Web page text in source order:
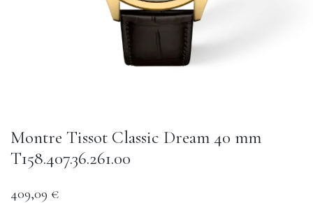
Montre Tissot Classic Dream 40 mm
T158.407.36.261.00
409,09 €